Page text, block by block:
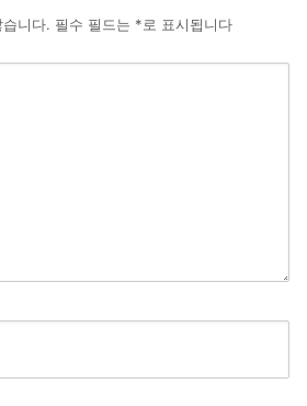
니다. 필수 필드는 *로 표시됩니다